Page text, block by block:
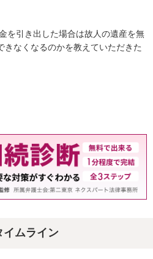
きなくなるのかを教えていただきた
イムライン